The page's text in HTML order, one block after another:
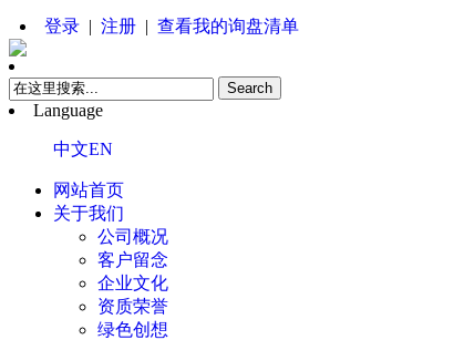
登录 | 注册 | 查看我的询盘清单
Language
中文EN
网站首页
关于我们
公司概况
客户留念
企业文化
资质荣誉
绿色创想